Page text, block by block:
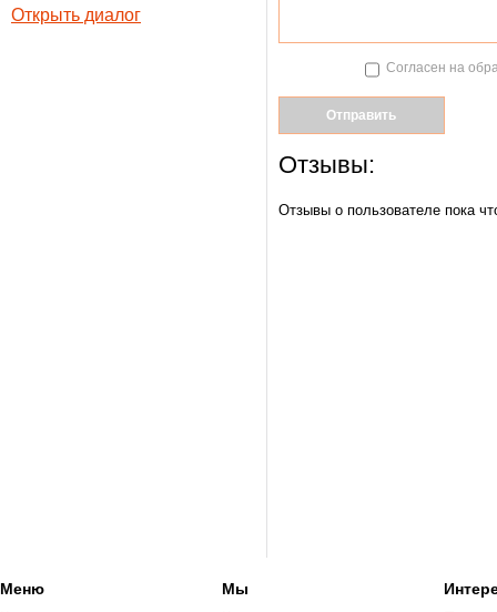
Открыть диалог
Согласен на
Отправить
Отзывы:
Отзывы о пользователе пока
Меню
Мы